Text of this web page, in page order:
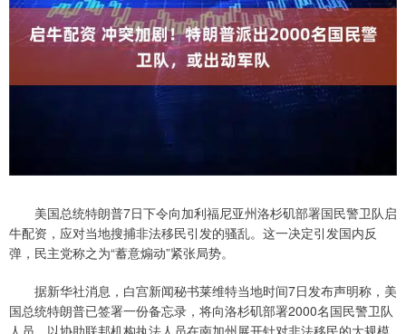
美国总统特朗普7日下令向加利福尼亚州洛杉矶部署国民警卫队启
牛配资，应对当地搜捕非法移民引发的骚乱。这一决定引发国内反
弹，民主党称之为“蓄意煽动”紧张局势。
据新华社消息，白宫新闻秘书莱维特当地时间7日发布声明称，美
国总统特朗普已签署一份备忘录，将向洛杉矶部署2000名国民警卫队